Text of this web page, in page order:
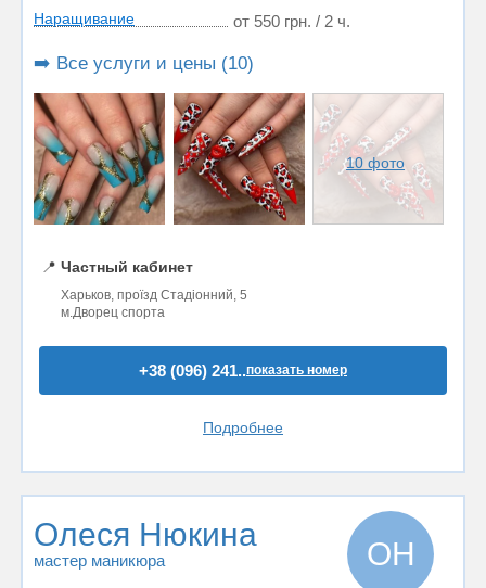
Наращивание от 550 грн. / 2 ч.
➡️ Все услуги и цены (10)
10 фото
📍 Частный кабинет
Харьков, проїзд Стадіонний, 5
м.Дворец спорта
+38 (096) 241..показать номер
Подробнее
Олеся Нюкина
мастер маникюра ОН